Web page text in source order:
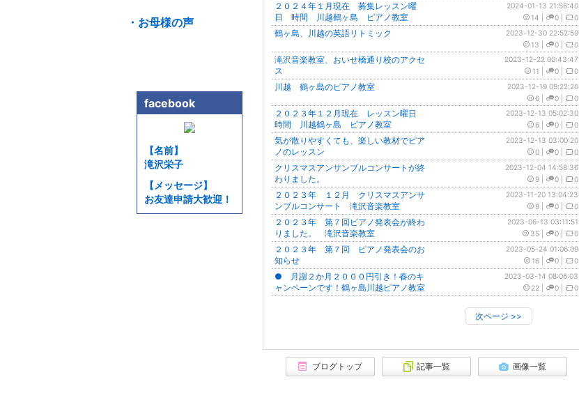
２０２４年１月現在 募集レッスン曜
日 時間 川越鶴ヶ島 ピアノ教室
2024-01-13 21:56:40
14
0 0
鶴ヶ島、川越の英語リトミック
2023-12-30 22:52:59
13
0 0
滝沢音楽教室、おいせ橋通り校のアクセ
ス
2023-12-22 00:43:47
11
0 0
川越 鶴ヶ島のピアノ教室
2023-12-19 09:22:20
6
0 0
２０２３年１２月現在 レッスン曜日
時間 川越鶴ヶ島 ピアノ教室
2023-12-13 05:02:30
6
0 0
気が散りやすくても、楽しい教材でピア
ノのレッスン
2023-12-13 03:00:20
0
0 0
クリスマスアンサンブルコンサートが終
わりました。
2023-12-04 14:58:36
9
0 0
２０２３年 １２月 クリスマスアンサ
ンブルコンサート 滝沢音楽教室
2023-11-20 13:04:23
9
0 0
２０２３年 第７回ピアノ発表会が終わ
りました。 滝沢音楽教室
2023-06-13 03:11:51
35
0 0
２０２３年 第７回 ピアノ発表会のお
知らせ
2023-05-24 01:06:09
16
0 0
● 月謝２か月２０００円引き！春のキ
ャンペーンです！鶴ヶ島川越ピアノ教室
2023-03-14 08:06:03
22
0 0
次ページ >>
ブログトップ 記事一覧 画像一覧
・お母様の声
facebook
【名前】
滝沢栄子
【メッセージ】
お友達申請大歓迎！